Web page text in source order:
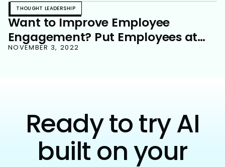
THOUGHT LEADERSHIP
Want to Improve Employee
Engagement? Put Employees at
the Center of Your Strategy
NOVEMBER 3, 2022
Ready to try AI
built on your